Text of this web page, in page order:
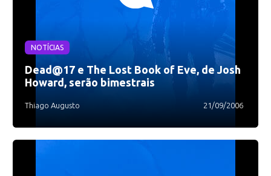
NOTÍCIAS
Dead@17 e The Lost Book of Eve, de Josh
Howard, serão bimestrais
Thiago Augusto 21/09/2006